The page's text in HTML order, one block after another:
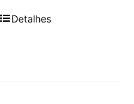
Detalhes